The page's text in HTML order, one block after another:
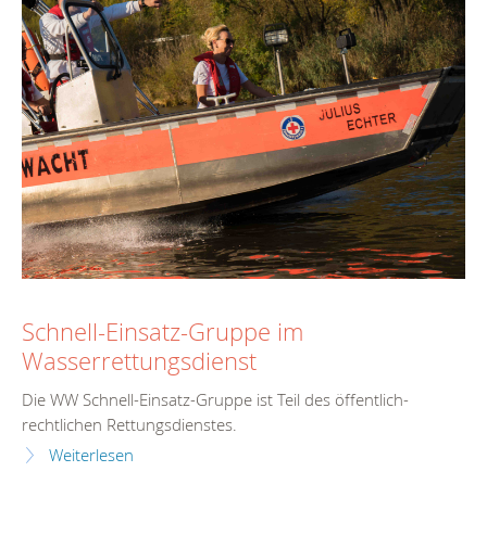
Schnell-Einsatz-Gruppe im
Wasserrettungsdienst
Die WW Schnell-Einsatz-Gruppe ist Teil des öffentlich-
rechtlichen Rettungsdienstes.
Weiterlesen